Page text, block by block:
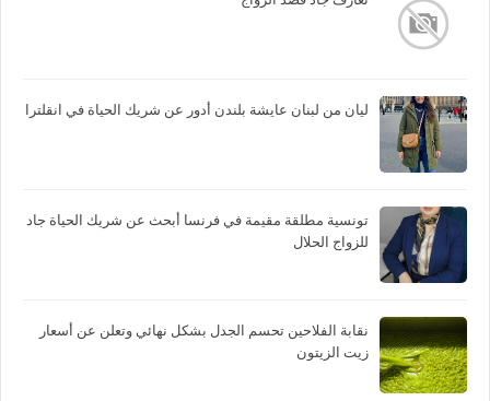
ليان من لبنان عايشة بلندن أدور عن شريك الحياة في انقلترا
تونسية مطلقة مقيمة في فرنسا أبحث عن شريك الحياة جاد
للزواج الحلال
نقابة الفلاحين تحسم الجدل بشكل نهائي وتعلن عن أسعار
زيت الزيتون